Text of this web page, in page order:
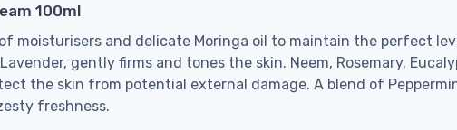
100ml
moisturisers and delicate Moringa oil to maintain the perfect
gently firms and tones the skin. Neem, Rosemary,
the skin from potential external damage. A blend of
freshness.